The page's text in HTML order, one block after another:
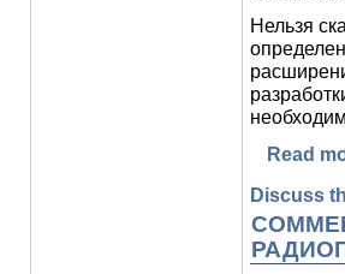
Нельзя
Read
Discuss